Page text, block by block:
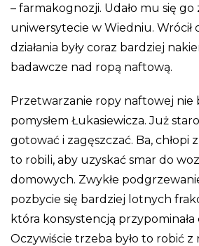
– farmakognozji. Udało mu się go
uniwersytecie w Wiedniu. Wrócił
działania były coraz bardziej
badawcze nad ropą naftową.
Przetwarzanie ropy naftowej nie
pomysłem Łukasiewicza. Już
gotować i zagęszczać. Ba, chłopi
to robili, aby uzyskać smar do
domowych. Zwykłe
pozbycie się bardziej lotnych
która konsystencją przypominała
Oczywiście trzeba było to robić z